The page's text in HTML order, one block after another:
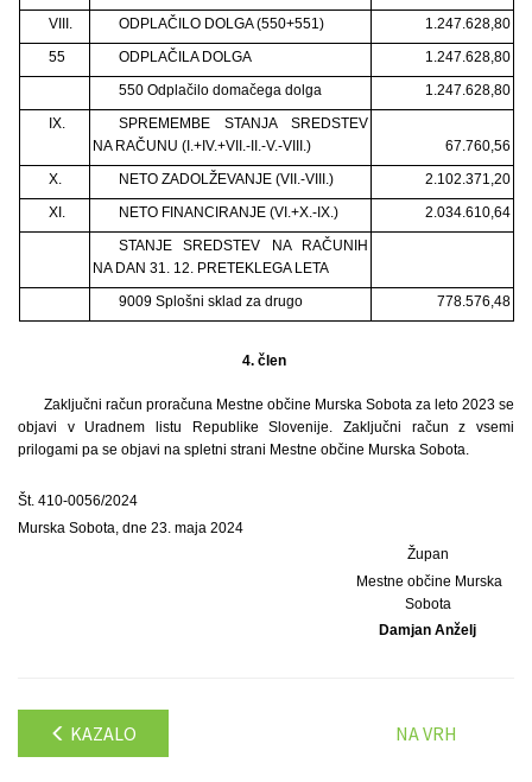
VIII.
ODPLAČILO DOLGA (550+551)
1.247.628,80
55
ODPLAČILA DOLGA
1.247.628,80
550 Odplačilo domačega dolga
1.247.628,80
IX.
SPREMEMBE STANJA SREDSTEV
NA RAČUNU (I.+IV.+VII.-II.-V.-VIII.)
67.760,56
X.
NETO ZADOLŽEVANJE (VII.-VIII.)
2.102.371,20
XI.
NETO FINANCIRANJE (VI.+X.-IX.)
2.034.610,64
STANJE SREDSTEV NA RAČUNIH
NA DAN 31. 12. PRETEKLEGA LETA
9009 Splošni sklad za drugo
778.576,48
4. člen
Zaključni račun proračuna Mestne občine Murska Sobota za leto 2023 se
objavi v Uradnem listu Republike Slovenije. Zaključni račun z vsemi
prilogami pa se objavi na spletni strani Mestne občine Murska Sobota.
Št. 410-0056/2024
Murska Sobota, dne 23. maja 2024
Župan
Mestne občine Murska
Sobota
Damjan Anželj
KAZALO NA VRH